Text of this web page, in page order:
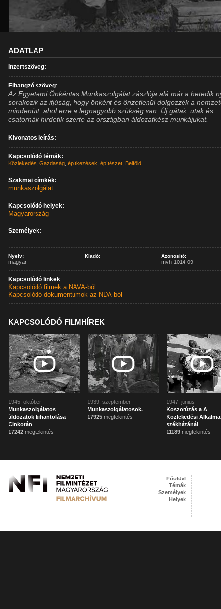
ADATLAP
Inzertszöveg:
Elhangzó szöveg:
Az Egyetemi Önkéntes Munkaszolgálat zászlója alá már a hetedik
sorakozik az ifjúság, hogy önként és önzetlenül dolgozzék a
mindenütt, ahol erre a legnagyobb szükség van. Új gátak, utak és
csatornák hirdetik szerte az országban áldozatkész munkájukat.
Kivonatos leírás:
Kapcsolódó témák:
Közlekedés ,Gazdaság ,építkezések ,építészet Belföld
Szakmai címkék:
munkaszolgálat
Kapcsolódó helyek:
Magyarország
Személyek:
-
Nyelv:
magyar
Kiadó: Azonosító:
mvh-1014-09
Kapcsolódó linkek
Kapcsolódó filmek a NAVA-ból
Kapcsolódó dokumentumok az NDA-ból
KAPCSOLÓDÓ FILMHÍREK
1945. október
Munkaszolgálatos
áldozatok kihantolása
Cinkotán
17242 megtekintés
1939. szeptember
Munkaszolgálatosok.
17925 megtekintés
1947. június
Koszorúzás a A
Közlekedési
székházánál
11189 megtekintés
Főoldal
Témák
Személyek
Helyek